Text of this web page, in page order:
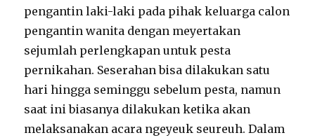
pengantin laki-laki pada pihak keluarga calon
pengantin wanita dengan meyertakan
sejumlah perlengkapan untuk pesta
pernikahan. Seserahan bisa dilakukan satu
hari hingga seminggu sebelum pesta, namun
saat ini biasanya dilakukan ketika akan
melaksanakan acara ngeyeuk seureuh. Dalam